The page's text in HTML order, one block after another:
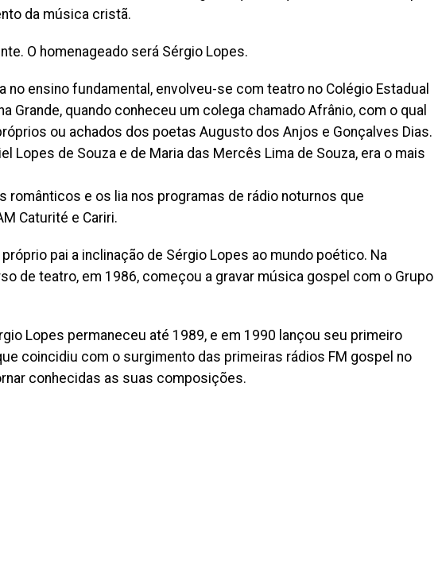
da música cristã.
O homenageado será Sérgio Lopes.
no ensino fundamental, envolveu-se com teatro no Colégio Estadual
Grande, quando conheceu um colega chamado Afrânio, com o qual
ou achados dos poetas Augusto dos Anjos e Gonçalves Dias.
Lopes de Souza e de Maria das Mercês Lima de Souza, era o mais
românticos e os lia nos programas de rádio noturnos que
Caturité e Cariri.
pai a inclinação de Sérgio Lopes ao mundo poético. Na
de teatro, em 1986, começou a gravar música gospel com o Grupo
Lopes permaneceu até 1989, e em 1990 lançou seu primeiro
coincidiu com o surgimento das primeiras rádios FM gospel no
conhecidas as suas composições.